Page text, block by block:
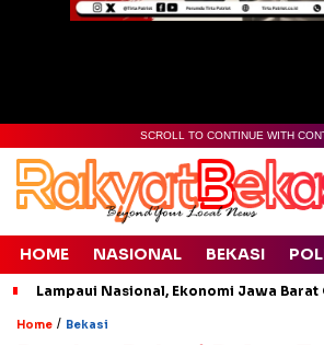
SCROLL TO CONTINUE WITH
HOME NASIONAL BEKASI
Lampaui Nasional, Ekonomi Jawa Barat
Home / Bekasi